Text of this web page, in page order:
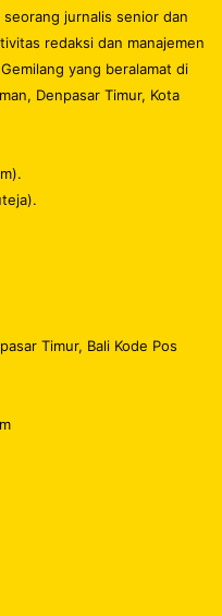
jurnalis senior dan
redaksi dan manajemen
yang beralamat di
Denpasar Timur, Kota
Timur, Bali Kode Pos